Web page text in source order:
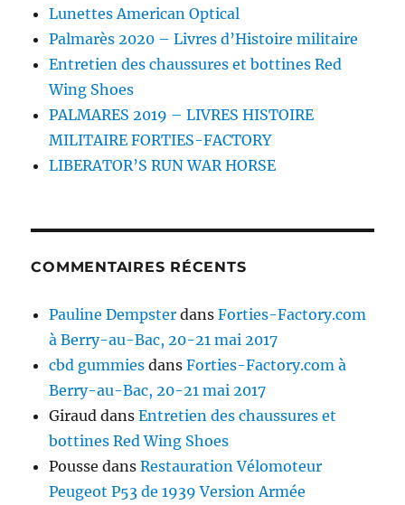
Lunettes American Optical
Palmarès 2020 – Livres d’Histoire militaire
Entretien des chaussures et bottines Red
Wing Shoes
PALMARES 2019 – LIVRES HISTOIRE
MILITAIRE FORTIES-FACTORY
LIBERATOR’S RUN WAR HORSE
COMMENTAIRES RÉCENTS
Pauline Dempster dansForties-Factory.com
à Berry-au-Bac, 20-21 mai 2017
cbd gummies dansForties-Factory.com à
Berry-au-Bac, 20-21 mai 2017
Giraud dansEntretien des chaussures et
bottines Red Wing Shoes
Pousse dansRestauration Vélomoteur
Peugeot P53 de 1939 Version Armée